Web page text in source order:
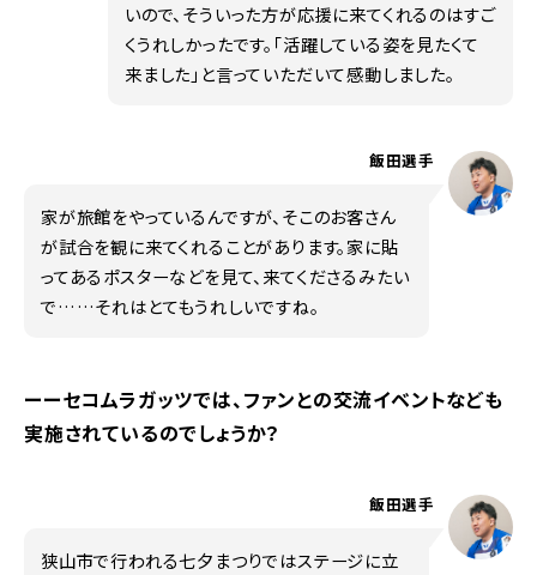
いので、そういった方が応援に来てくれるのはすご
くうれしかったです。「活躍している姿を見たくて
来ました」と言っていただいて感動しました。
家が旅館をやっているんですが、そこのお客さん
が試合を観に来てくれることがあります。家に貼
ってあるポスターなどを見て、来てくださるみたい
で……それはとてもうれしいですね。
飯田選手
ーーセコムラガッツでは、ファンとの交流イベントなども
実施されているのでしょうか？
狭山市で行われる七夕まつりではステージに立
飯田選手